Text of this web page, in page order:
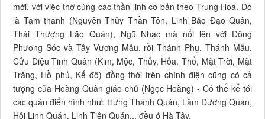
mới, với việc thờ cúng các thần linh cơ bản theo Trung Hoa. Đó
là Tam thanh (Nguyên Thủy Thần Tôn, Linh Bảo Đạo Quân,
Thái Thượng Lão Quân), Ngũ Nhạc mà nổi lên với Đông
Phương Sóc và Tây Vương Mẫu, rồi Thánh Phụ, Thánh Mẫu.
Cửu Diệu Tinh Quân (Kim, Mộc, Thủy, Hỏa, Thổ, Mặt Trời, Mặt
Trăng, Hồ phủ, Kế đô) đồng thời trên chính điện cũng có cả
tượng của Hoàng Quân giáo chủ (Ngọc Hoàng) - Có thể kể tới
các quán điển hình như: Hưng Thánh Quán, Lâm Dương Quán,
Hội Linh Quán, Linh Tiên Quán... đều ở Hà Tây.